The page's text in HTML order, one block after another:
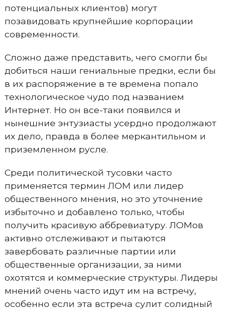
потенциальных клиентов) могут
позавидовать крупнейшие корпорации
современности.
Сложно даже представить, чего смогли бы
добиться наши гениальные предки, если бы
в их распоряжение в те времена попало
технологическое чудо под названием
Интернет. Но он все-таки появился и
нынешние энтузиасты усердно продолжают
их дело, правда в более меркантильном и
приземленном русле.
Среди политической тусовки часто
применяется термин ЛОМ или лидер
общественного мнения, но это уточнение
избыточно и добавлено только, чтобы
получить красивую аббревиатуру. ЛОМов
активно отслеживают и пытаются
завербовать различные партии или
общественные организации, за ними
охотятся и коммерческие структуры. Лидеры
мнений очень часто идут им на встречу,
особенно если эта встреча сулит солидный